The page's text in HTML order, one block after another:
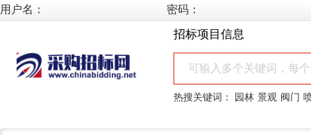
用户名： 密码：
招标项目信息
热搜关键词： 园林 景观 阀门